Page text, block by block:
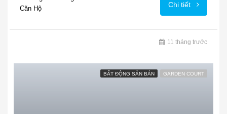
Căn Hộ
Chi tiết
11 tháng trước
BẤT ĐỘNG SẢN BÁN GARDEN COURT